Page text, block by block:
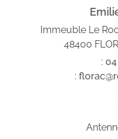
Immeuble Le
48400
: 04
: